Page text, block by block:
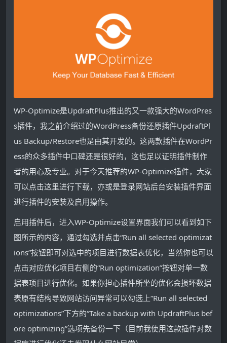
WP-Optimize是UpdraftPlus推出的又一款强大的WordPres
s插件，我之前介绍过的WordPress备份还原插件UpdraftPl
us Backup/Restore也是由其开发的。这两款插件在WordPr
ess的众多插件中口碑还是很好的，这也足以证明插件制作
者的用心及专业。对于今天推荐的WP-Optimize插件，大家
可以点击这里进行下载，亦或是登录网站后台安装插件界面
进行插件的安装及启用操作。
启用插件后，进入WP-Optimize设置界面我们可以看到如下
图所示的内容，通过勾选并点击“Run all selected optimizat
ions”按钮即可对选中的项目进行数据表优化，当然你也可以
点击对应优化项目右侧的“Run optimization”按钮对单一数
据表项目进行优化。如果你担心插件所坐的优化会损坏数据
表原有结构导致网站访问异常可以勾选上“Run all selected
optimizations”下方的“Take a backup with UpdraftPlus bef
ore optimizing”选项先备份一下（目前我使用这款插件对数